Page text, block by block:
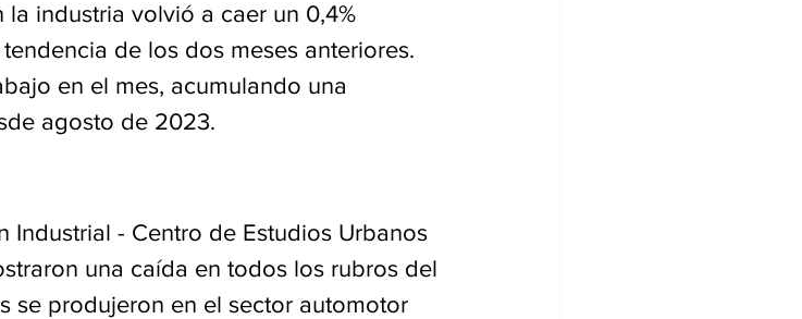
industria volvió a caer un 0,4%
de los dos meses anteriores.
en el mes, acumulando una
agosto de 2023.
Industrial - Centro de Estudios Urbanos
una caída en todos los rubros del
se produjeron en el sector automotor